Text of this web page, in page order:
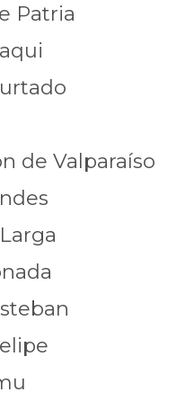
Patria
de Valparaíso